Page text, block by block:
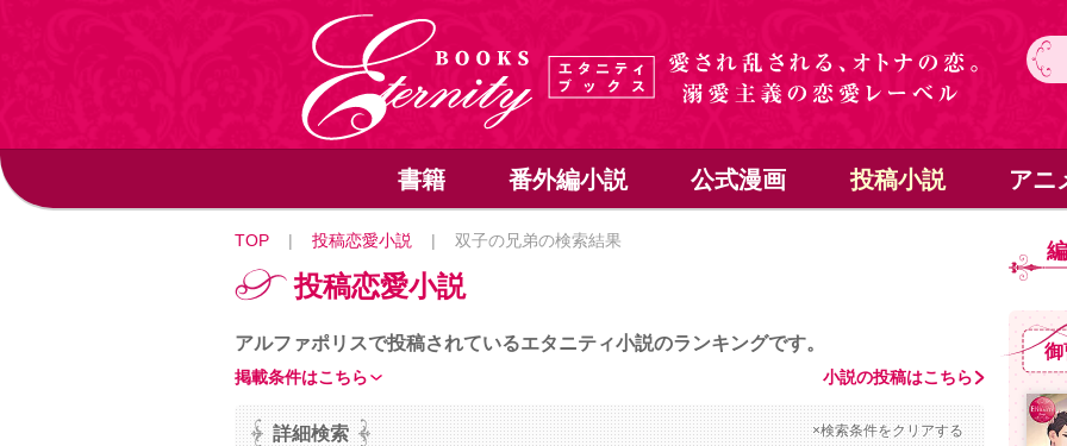
書籍 番外編小説 公式漫画 投稿小説 アニ
TOP | 投稿恋愛小説 | 双子の兄弟の検索結果
投稿恋愛小説
アルファポリスで投稿されているエタニティ小説のランキングです。
小説の投稿はこちら
掲載条件はこちら
詳細検索 ×検索条件をクリアする